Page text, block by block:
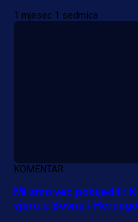
1 mjesec 1 sedmica
KOMENTAR
Mi smo već pobijedili:
vjeru u Bosnu i